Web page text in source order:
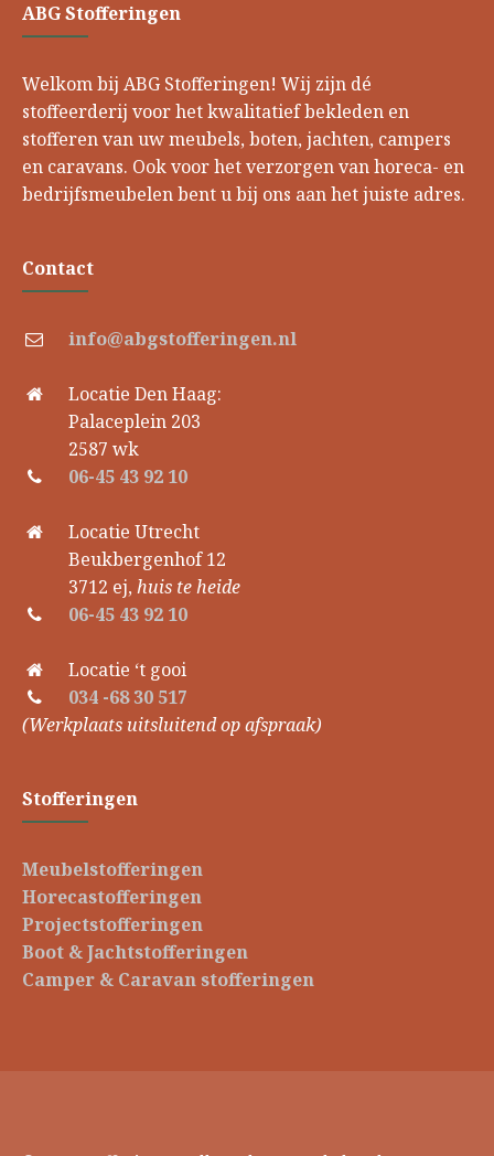
ABG Stofferingen
Welkom bij ABG Stofferingen! Wij zijn dé
stoffeerderij voor het kwalitatief bekleden en
stofferen van uw meubels, boten, jachten, campers
en caravans. Ook voor het verzorgen van horeca- en
bedrijfsmeubelen bent u bij ons aan het juiste adres.
Contact
info@abgstofferingen.nl
Locatie Den Haag:
Palaceplein 203
2587 wk
06-45 43 92 10
Locatie Utrecht
Beukbergenhof 12
3712 ej, huis te heide
06-45 43 92 10
Locatie ‘t gooi
034 -68 30 517
(Werkplaats uitsluitend op afspraak)
Stofferingen
Meubelstofferingen
Horecastofferingen
Projectstofferingen
Boot & Jachtstofferingen
Camper & Caravan stofferingen